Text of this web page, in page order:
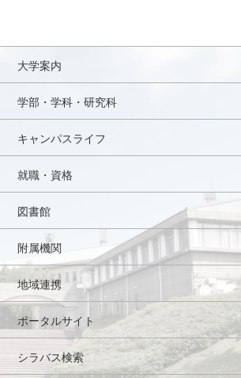
大学案内
学部・学科・研究科
キャンパスライフ
就職・資格
図書館
附属機関
地域連携
ポータルサイト
シラバス検索